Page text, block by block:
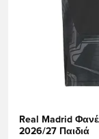
Real Madrid
2026/27 Παιδιά